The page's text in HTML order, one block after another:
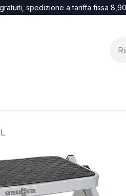
spedizione a tariffa fissa